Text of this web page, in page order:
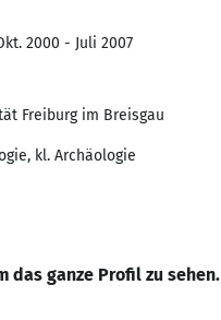
2000 - Juli 2007
Freiburg im Breisgau
kl. Archäologie
das ganze Profil zu sehen.